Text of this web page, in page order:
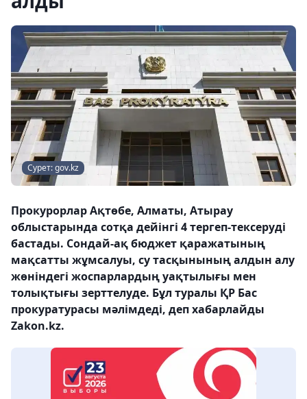
Сурет: gov.kz
Прокурорлар Ақтөбе, Алматы, Атырау
облыстарында сотқа дейінгі 4 тергеп-тексеруді
бастады. Сондай-ақ бюджет қаражатының
мақсатты жұмсалуы, су тасқынының алдын алу
жөніндегі жоспарлардың уақтылығы мен
толықтығы зерттелуде. Бұл туралы ҚР Бас
прокуратурасы мәлімдеді, деп хабарлайды
Zakon.kz.